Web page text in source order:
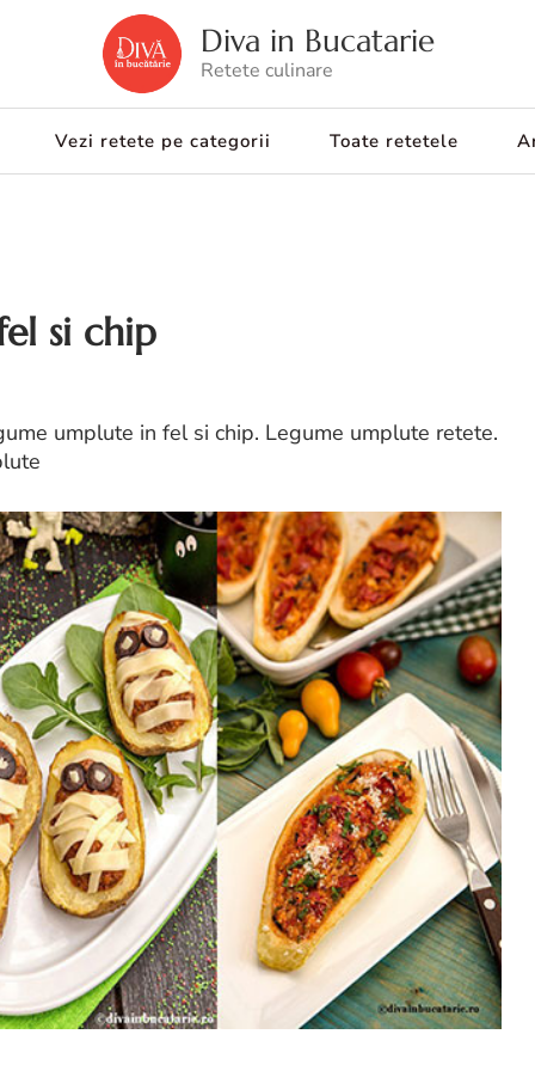
Diva in Bucatarie
Retete culinare
Vezi retete pe categorii Toate retetele
si chip
umplute in fel si chip. Legume umplute retete.